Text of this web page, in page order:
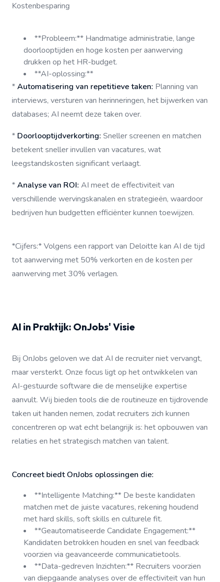
Kostenbesparing
**Probleem:** Handmatige administratie, lange
doorlooptijden en hoge kosten per aanwerving
drukken op het HR-budget.
**AI-oplossing:**
*Automatisering van repetitieve taken: Planning van
interviews, versturen van herinneringen, het bijwerken van
databases; AI neemt deze taken over.
* Doorlooptijdverkorting: Sneller screenen en matchen
betekent sneller invullen van vacatures, wat
leegstandskosten significant verlaagt.
*Analyse van ROI: AI meet de effectiviteit van
verschillende wervingskanalen en strategieën, waardoor
bedrijven hun budgetten efficiënter kunnen toewijzen.
*Cijfers:* Volgens een rapport van Deloitte kan AI de tijd
tot aanwerving met 50% verkorten en de kosten per
aanwerving met 30% verlagen.
AI in Praktijk: OnJobs' Visie
Bij OnJobs geloven we dat AI de recruiter niet vervangt,
maar versterkt. Onze focus ligt op het ontwikkelen van
AI-gestuurde software die de menselijke expertise
aanvult. Wij bieden tools die de routineuze en tijdrovende
taken uit handen nemen, zodat recruiters zich kunnen
concentreren op wat echt belangrijk is: het opbouwen van
relaties en het strategisch matchen van talent.
Concreet biedt OnJobs oplossingen die:
**Intelligente Matching:** De beste kandidaten
matchen met de juiste vacatures, rekening houdend
met hard skills, soft skills en culturele fit.
**Geautomatiseerde Candidate Engagement:**
Kandidaten betrokken houden en snel van feedback
voorzien via geavanceerde communicatietools.
**Data-gedreven Inzichten:** Recruiters voorzien
van diepgaande analyses over de effectiviteit van hun